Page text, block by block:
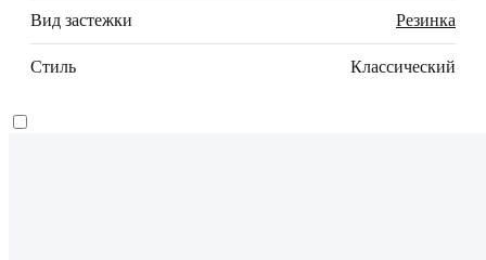
Вид застежки Резинка
Стиль Классический